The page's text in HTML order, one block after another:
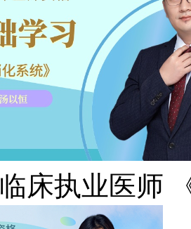
临床执业医师